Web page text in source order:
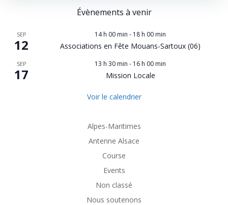
Évènements à venir
SEP
12
14 h 00 min - 18 h 00 min
Associations en Fête Mouans-Sartoux (06)
SEP
17
13 h 30 min - 16 h 00 min
Mission Locale
Voir le calendrier
Alpes-Maritimes
Antenne Alsace
Course
Events
Non classé
Nous soutenons